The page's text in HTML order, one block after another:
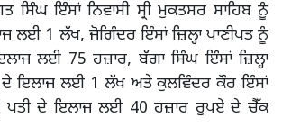
ਇੰਸਾਂ ਨਿਵਾਸੀ ਸ੍ਰੀ ਮੁਕਤਸਰ ਸਾਹਿਬ ਨੂੰ
ਲਈ 1 ਲੱਖ, ਜੋਗਿੰਦਰ ਇੰਸਾਂ ਜ਼ਿਲ੍ਹਾ ਪਾਣੀਪਤ ਨੂੰ
ਲਈ 75 ਹਜ਼ਾਰ, ਬੱਗਾ ਸਿੰਘ ਇੰਸਾਂ ਜ਼ਿਲ੍ਹਾ
ਇਲਾਜ ਲਈ 1 ਲੱਖ ਅਤੇ ਕੁਲਵਿੰਦਰ ਕੌਰ ਇੰਸਾਂ
ਨੂੰ ਪਤੀ ਦੇ ਇਲਾਜ ਲਈ 40 ਹਜ਼ਾਰ ਰੁਪਏ ਦੇ ਚੈੱਕ